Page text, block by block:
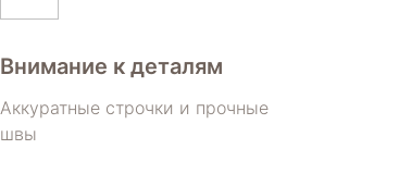
Внимание к деталям
Аккуратные строчки и прочные
швы